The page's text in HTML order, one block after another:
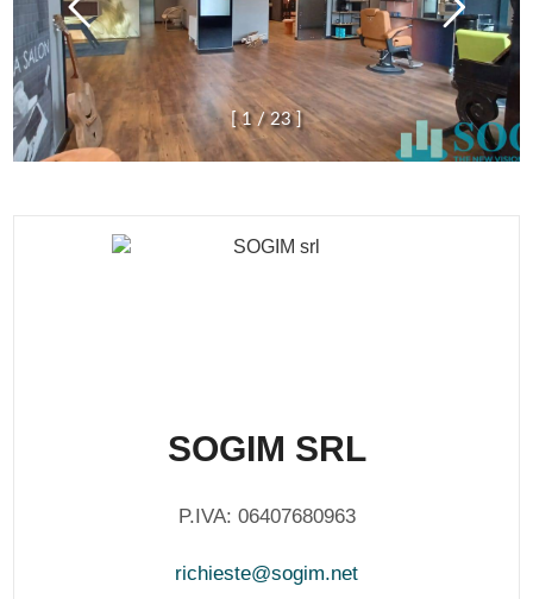
[ 1 / 23 ]
SOGIM SRL
P.IVA: 06407680963
richieste@sogim.net